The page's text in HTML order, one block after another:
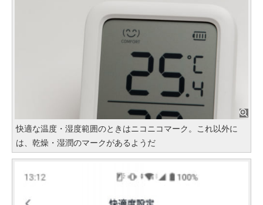
快適な温度・湿度範囲のときはニコニコマーク。これ以外に
は、乾燥・湿潤のマークがあるようだ